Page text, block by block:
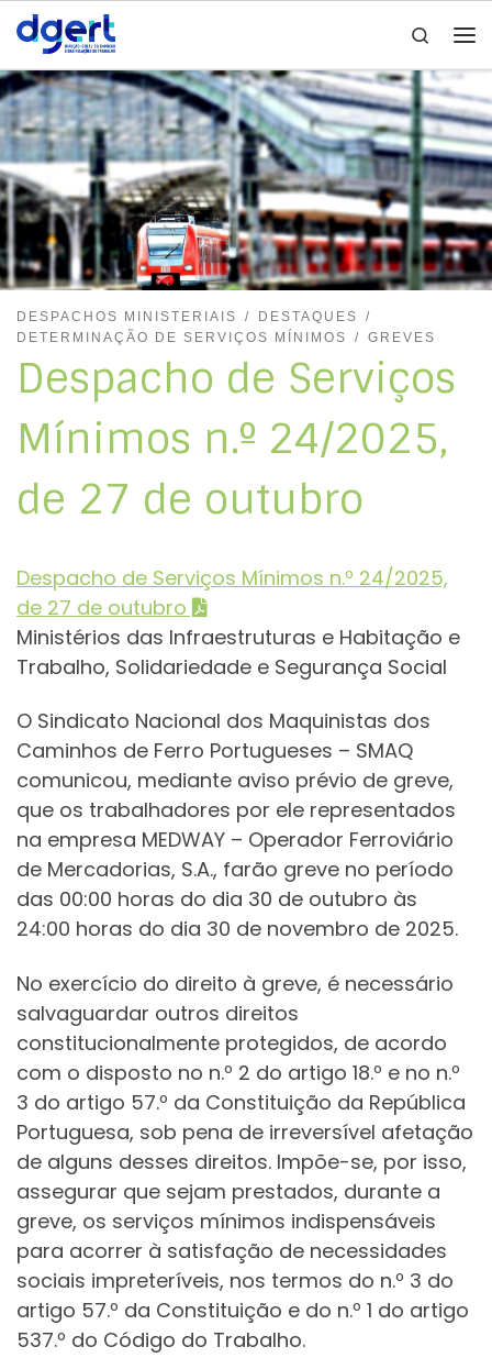
Skip to content
Search
DESPACHOS MINISTERIAIS
DESTAQUES
DETERMINAÇÃO DE SERVIÇOS MÍNIMOS
GREVES
Despacho de Serviços
Mínimos n.º 24/2025,
de 27 de outubro
Despacho de Serviços Mínimos n.º 24/2025,
de 27 de outubro
Ministérios das Infraestruturas e Habitação e
Trabalho, Solidariedade e Segurança Social
O Sindicato Nacional dos Maquinistas dos
Caminhos de Ferro Portugueses – SMAQ
comunicou, mediante aviso prévio de greve,
que os trabalhadores por ele representados
na empresa MEDWAY – Operador Ferroviário
de Mercadorias, S.A., farão greve no período
das 00:00 horas do dia 30 de outubro às
24:00 horas do dia 30 de novembro de 2025.
No exercício do direito à greve, é necessário
salvaguardar outros direitos
constitucionalmente protegidos, de acordo
com o disposto no n.º 2 do artigo 18.º e no n.º
3 do artigo 57.º da Constituição da República
Portuguesa, sob pena de irreversível afetação
de alguns desses direitos. Impõe-se, por isso,
assegurar que sejam prestados, durante a
greve, os serviços mínimos indispensáveis
para acorrer à satisfação de necessidades
sociais impreteríveis, nos termos do n.º 3 do
artigo 57.º da Constituição e do n.º 1 do artigo
537.º do Código do Trabalho.